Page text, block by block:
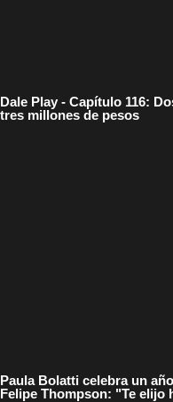
Dale Play - Capítulo 116:
tres millones de pesos
Paula Bolatti celebra un
Felipe Thompson: "Te elijo